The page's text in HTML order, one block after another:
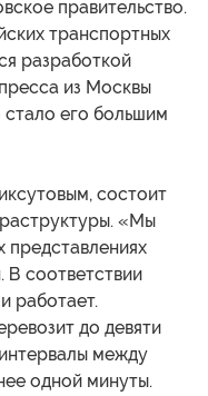
правительство.
транспортных
разработкой
из Москвы
его большим
состоит
«Мы
представлениях
В соответствии
работает.
до девяти
между
одной минуты.